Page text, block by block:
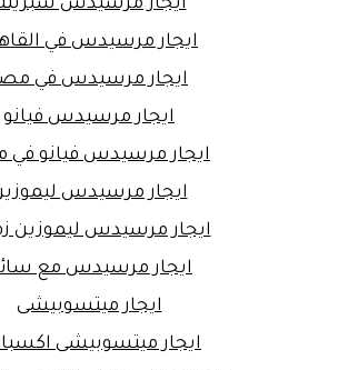
ايجار مرسيدس
ايجار مرسيدس في
ايجار مرسيدس في
ايجار مرسيدس فيانو
ايجار مرسيدس فيانو في
ايجار مرسيدس
ايجار مرسيدس ليموزين
ايجار مرسيدس مع
ايجار ميتسوبيشى
ايجار ميتسوبيشى